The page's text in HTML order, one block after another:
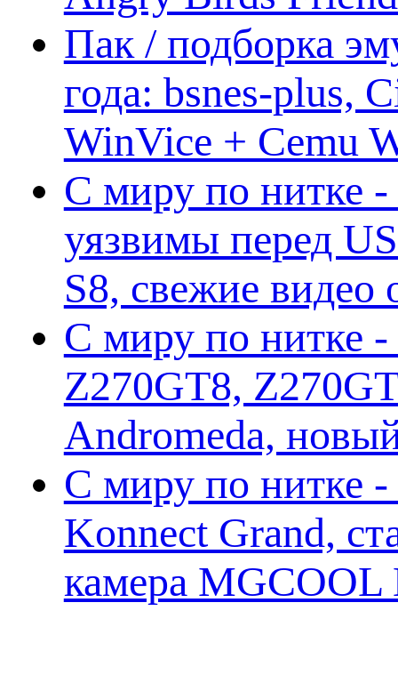
Пак / подборка
года: bsnes-plus,
WinVice + Cemu
С миру по нитке
уязвимы перед
S8, свежие
С миру по нитке -
Z270GT8,
Andromeda,
С миру по нитке -
Konnect Grand,
камера MGCOOL